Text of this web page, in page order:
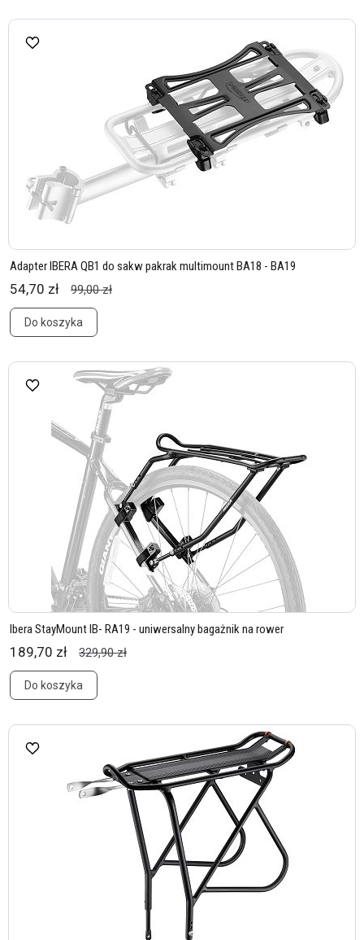
Adapter IBERA QB1 do sakw pakrak multimount BA18 - BA19
54,70 zł 99,00 zł
Do koszyka
Ibera StayMount IB- RA19 - uniwersalny bagażnik na rower
189,70 zł 329,90 zł
Do koszyka